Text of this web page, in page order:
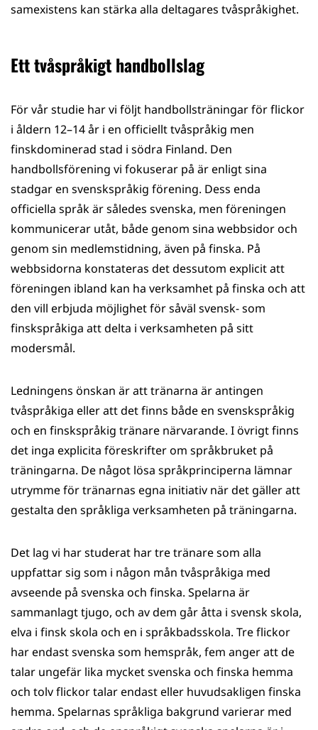
samexistens kan stärka alla deltagares tvåspråkighet.
Ett tvåspråkigt handbollslag
För vår studie har vi följt handbollsträningar för flickor
i åldern 12–14 år i en officiellt tvåspråkig men
finskdominerad stad i södra Finland. Den
handbollsförening vi fokuserar på är enligt sina
stadgar en svenskspråkig förening. Dess enda
officiella språk är således svenska, men föreningen
kommunicerar utåt, både genom sina webbsidor och
genom sin medlemstidning, även på finska. På
webbsidorna konstateras det dessutom explicit att
föreningen ibland kan ha verksamhet på finska och att
den vill erbjuda möjlighet för såväl svensk- som
finskspråkiga att delta i verksamheten på sitt
modersmål.
Ledningens önskan är att tränarna är antingen
tvåspråkiga eller att det finns både en svenskspråkig
och en finskspråkig tränare närvarande. I övrigt finns
det inga explicita föreskrifter om språkbruket på
träningarna. De något lösa språkprinciperna lämnar
utrymme för tränarnas egna initiativ när det gäller att
gestalta den språkliga verksamheten på träningarna.
Det lag vi har studerat har tre tränare som alla
uppfattar sig som i någon mån tvåspråkiga med
avseende på svenska och finska. Spelarna är
sammanlagt tjugo, och av dem går åtta i svensk skola,
elva i finsk skola och en i språkbadsskola. Tre flickor
har endast svenska som hemspråk, fem anger att de
talar ungefär lika mycket svenska och finska hemma
och tolv flickor talar endast eller huvudsakligen finska
hemma. Spelarnas språkliga bakgrund varierar med